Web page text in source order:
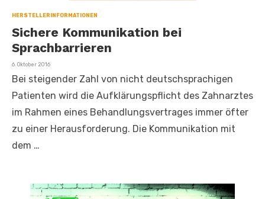
HERSTELLERINFORMATIONEN
Sichere Kommunikation bei
Sprachbarrieren
Veröffentlicht
6. Oktober 2016
Bei steigender Zahl von nicht deutschsprachigen
Patienten wird die Aufklärungspflicht des Zahnarztes
im Rahmen eines Behandlungsvertrages immer öfter
zu einer Herausforderung. Die Kommunikation mit
dem …